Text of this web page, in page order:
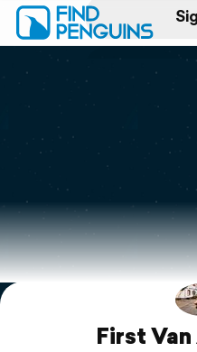
Print a book
Flyover video
Explore
Support
First